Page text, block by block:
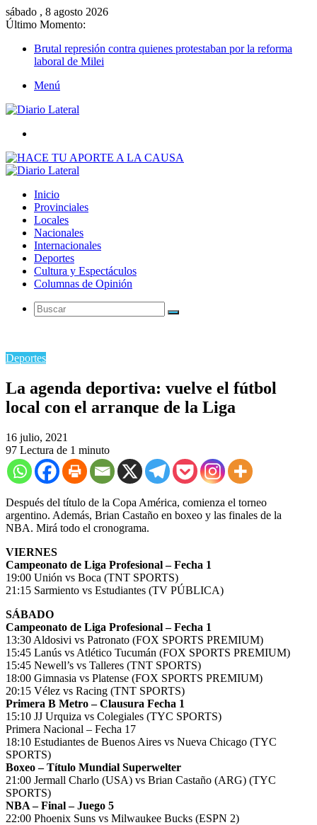
sábado , 8 agosto 2026
Último Momento:
Brutal represión contra quienes protestaban por la reforma
laboral de Milei
Menú
Inicio
Provinciales
Locales
Nacionales
Internacionales
Deportes
Cultura y Espectáculos
Columnas de Opinión
Buscar
Deportes
La agenda deportiva: vuelve el fútbol
local con el arranque de la Liga
16 julio, 2021
97 Lectura de 1 minuto
Después del título de la Copa América, comienza el torneo
argentino. Además, Brian Castaño en boxeo y las finales de la
NBA. Mirá todo el cronograma.
VIERNES
Campeonato de Liga Profesional – Fecha 1
19:00 Unión vs Boca (TNT SPORTS)
21:15 Sarmiento vs Estudiantes (TV PÚBLICA)
SÁBADO
Campeonato de Liga Profesional – Fecha 1
13:30 Aldosivi vs Patronato (FOX SPORTS PREMIUM)
15:45 Lanús vs Atlético Tucumán (FOX SPORTS PREMIUM)
15:45 Newell’s vs Talleres (TNT SPORTS)
18:00 Gimnasia vs Platense (FOX SPORTS PREMIUM)
20:15 Vélez vs Racing (TNT SPORTS)
Primera B Metro – Clausura Fecha 1
15:10 JJ Urquiza vs Colegiales (TYC SPORTS)
Primera Nacional – Fecha 17
18:10 Estudiantes de Buenos Aires vs Nueva Chicago (TYC
SPORTS)
Boxeo – Título Mundial Superwelter
21:00 Jermall Charlo (USA) vs Brian Castaño (ARG) (TYC
SPORTS)
NBA – Final – Juego 5
22:00 Phoenix Suns vs Milwaukee Bucks (ESPN 2)